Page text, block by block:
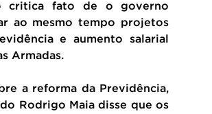
critica fato de o governo
ao mesmo tempo projetos
e aumento salarial
Armadas.
a reforma da Previdência,
Rodrigo Maia disse que os